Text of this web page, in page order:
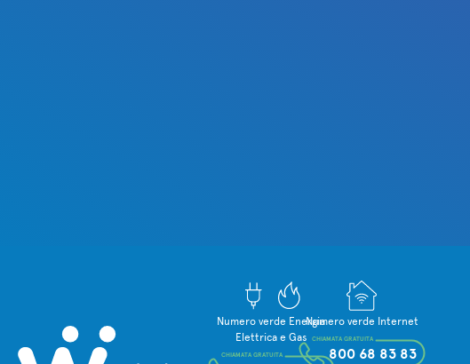
Numero verde Energia
Elettrica e Gas
CHIAMATA GRATUITA
Numero verde Internet
800 68 83 83
CHIAMATA GRATUITA